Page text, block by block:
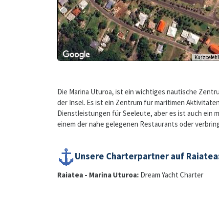
Die Marina Uturoa, ist ein wichtiges nautische
der Insel. Es ist ein Zentrum für maritimen
Dienstleistungen für Seeleute, aber es ist auch ein
einem der nahe gelegenen Restaurants oder
Unsere Charterpartner auf
Raiatea - Marina Uturoa: Dream Yacht Charter